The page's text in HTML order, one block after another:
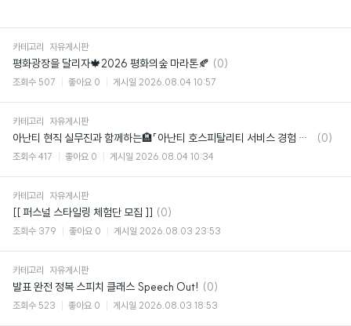
카테고리 자유게시판
평화광장을 달리자🍁2026 평화의숲 마라톤🍂 댓
글
(0)
조회수 507 좋아요 0 게시일 2026.08.04 10:57
카테고리 자유게시판
아난티 현직 실무진과 함께하는🏨「아난티 호스피탈리티 서비스 경험 디자인 아카데미」
댓
(0)
조회수 417 좋아요 0 게시일 2026.08.04 10:34
카테고리 자유게시판
[[ 퍼스널 스타일링 체험단 모집 ]] 댓
글
(0)
조회수 379 좋아요 0 게시일 2026.08.03 23:53
카테고리 자유게시판
발표 완전 정복 스피치 클래스 Speech Out! 댓
글
(0)
조회수 523 좋아요 0 게시일 2026.08.03 18:53